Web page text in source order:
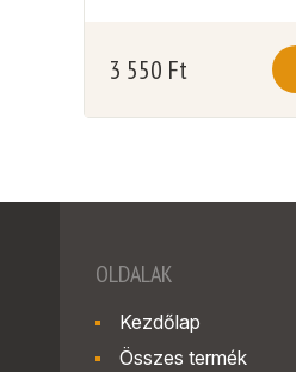
3 550 Ft
OLDALAK
Kezdőlap
Összes termék